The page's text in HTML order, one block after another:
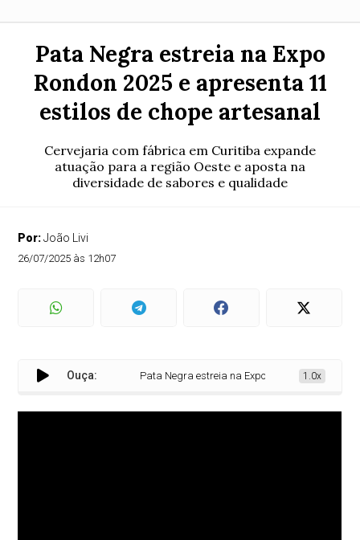
Pata Negra estreia na Expo
Rondon 2025 e apresenta 11
estilos de chope artesanal
Cervejaria com fábrica em Curitiba expande
atuação para a região Oeste e aposta na
diversidade de sabores e qualidade
Por:João Livi
26/07/2025 às 12h07
Ouça: Pata Negra estreia na Expo Rondon 2025 e
1.0x